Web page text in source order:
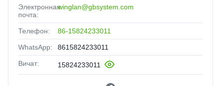
Электронная
почта:
winglan@gbsystem.com
Телефон: 86-15824233011
WhatsApp: 8615824233011
Вичат: 15824233011